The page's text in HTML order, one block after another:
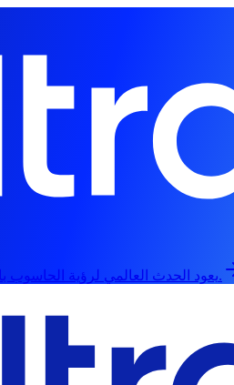
يعود الحدث العالمي لرؤية الحاسوب بالذكاء الاصطناعي في 13 سبتمبر، حضورياً وعبر الإنترنت.